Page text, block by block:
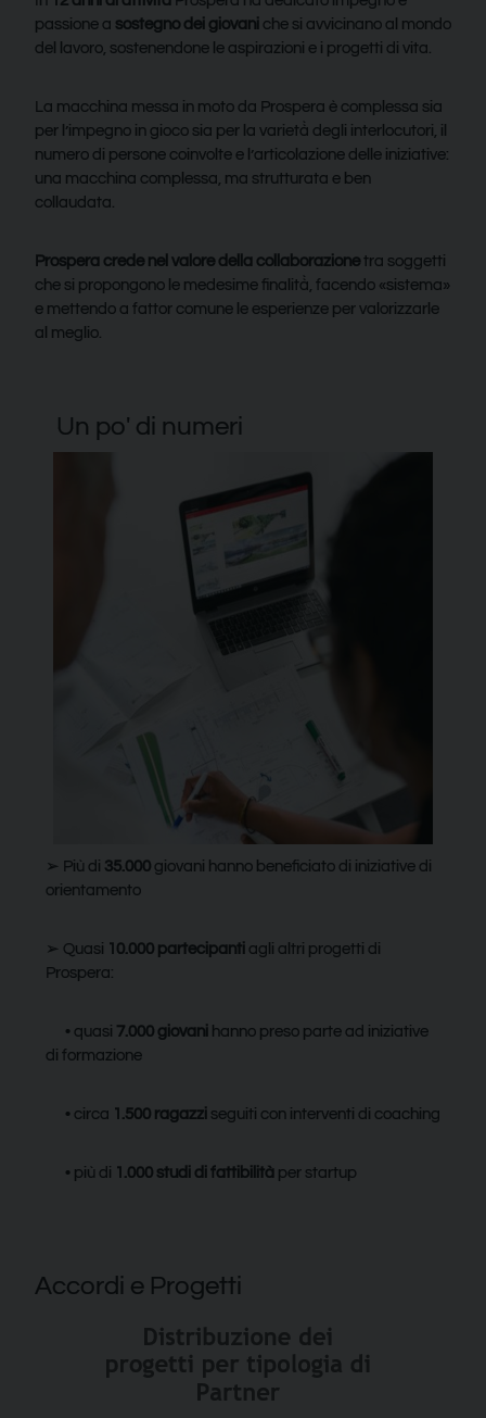
passione a sostegno dei giovani che si avvicinano al mondo
del lavoro, sostenendone le aspirazioni e i progetti di vita.
La macchina messa in moto da Prospera è complessa sia
per l’impegno in gioco sia per la varietà̀ degli interlocutori, il
numero di persone coinvolte e l’articolazione delle iniziative:
una macchina complessa, ma strutturata e ben
collaudata.
Prospera crede nel valore della collaborazione tra soggetti
che si propongono le medesime finalità̀, facendo «sistema»
e mettendo a fattor comune le esperienze per valorizzarle
al meglio.
Un po' di numeri
➢ Più di 35.000 giovani hanno beneficiato di iniziative di
orientamento
➢ Quasi 10.000 partecipanti agli altri progetti di
Prospera:
• quasi 7.000 giovani hanno preso parte ad iniziative
di formazione
• circa 1.500 ragazzi seguiti con interventi di coaching
• più di 1.000 studi di fattibilità per startup
Accordi e Progetti